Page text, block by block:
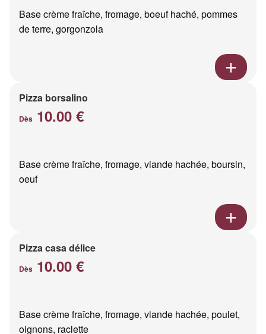
Base crème fraîche, fromage, boeuf haché, pommes
de terre, gorgonzola
Pizza borsalino
Dès 10.00 €
Base crème fraîche, fromage, viande hachée, boursin,
oeuf
Pizza casa délice
Dès 10.00 €
Base crème fraîche, fromage, viande hachée, poulet,
oignons, raclette